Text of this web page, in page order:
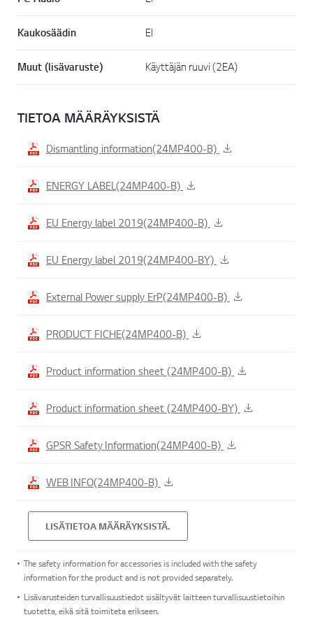
Kaukosäädin EI
Muut (lisävaruste) Käyttäjän ruuvi (2EA)
TIETOA MÄÄRÄYKSISTÄ
Dismantling information(24MP400-B)
ENERGY LABEL(24MP400-B)
EU Energy label 2019(24MP400-B)
EU Energy label 2019(24MP400-BY)
External Power supply ErP(24MP400-B)
PRODUCT FICHE(24MP400-B)
Product information sheet (24MP400-B)
Product information sheet (24MP400-BY)
GPSR Safety Information(24MP400-B)
WEB INFO(24MP400-B)
LISÄTIETOA MÄÄRÄYKSISTÄ.
The safety information for accessories is included with the safety
information for the product and is not provided separately.
Lisävarusteiden turvallisuustiedot sisältyvät laitteen turvallisuustietoihin
tuotetta, eikä sitä toimiteta erikseen.